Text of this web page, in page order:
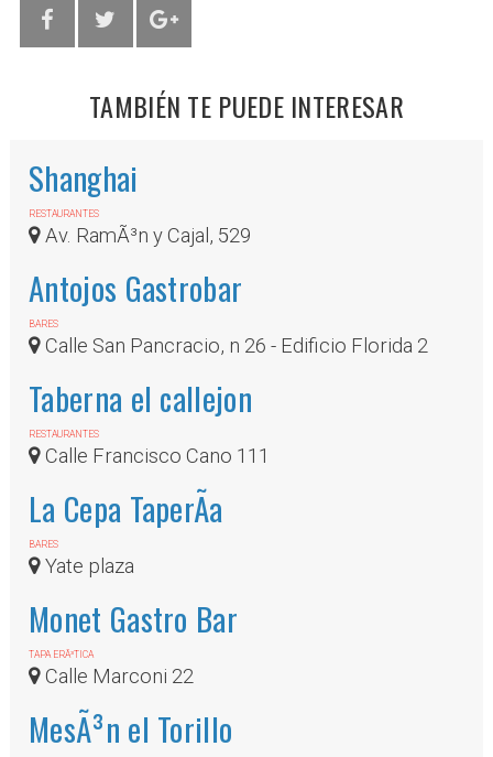
TAMBIÉN TE PUEDE INTERESAR
Shanghai
RESTAURANTES
Av. RamÃ³n y Cajal, 529
Antojos Gastrobar
BARES
Calle San Pancracio, n 26 - Edificio Florida 2
Taberna el callejon
RESTAURANTES
Calle Francisco Cano 111
La Cepa TaperÃ­a
BARES
Yate plaza
Monet Gastro Bar
TAPA ERÃ³TICA
Calle Marconi 22
MesÃ³n el Torillo